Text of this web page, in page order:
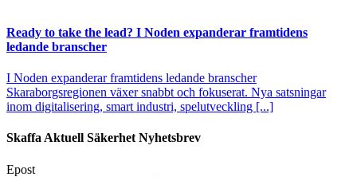
Ready to take the lead? I Noden expanderar framtidens
ledande branscher
I Noden expanderar framtidens ledande branscher
Skaraborgsregionen växer snabbt och fokuserat. Nya satsningar
inom digitalisering, smart industri, spelutveckling [...]
Skaffa Aktuell Säkerhet Nyhetsbrev
Epost